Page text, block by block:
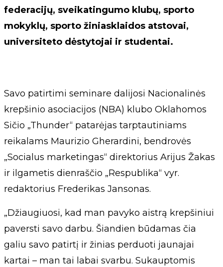
federacijų, sveikatingumo klubų, sporto
mokyklų, sporto žiniasklaidos atstovai,
universiteto dėstytojai ir studentai.
Savo patirtimi seminare dalijosi Nacionalinės
krepšinio asociacijos (NBA) klubo Oklahomos
Sičio „Thunder“ patarėjas tarptautiniams
reikalams Maurizio Gherardini, bendrovės
„Socialus marketingas“ direktorius Arijus Žakas
ir ilgametis dienraščio „Respublika“ vyr.
redaktorius Frederikas Jansonas.
„Džiaugiuosi, kad man pavyko aistrą krepšiniui
paversti savo darbu. Šiandien būdamas čia
galiu savo patirtį ir žinias perduoti jaunajai
kartai – man tai labai svarbu. Sukauptomis